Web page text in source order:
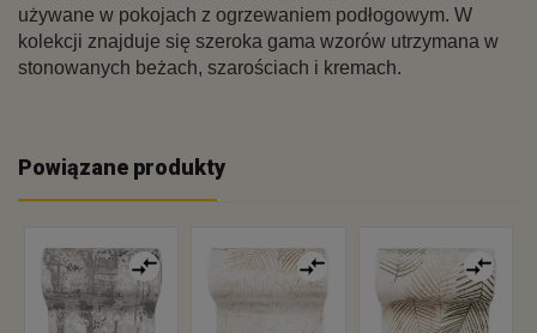
używane w pokojach z ogrzewaniem podłogowym. W
kolekcji znajduje się szeroka gama wzorów utrzymana w
stonowanych beżach, szarościach i kremach.
Powiązane produkty